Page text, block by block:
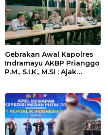
Gebrakan Awal Kapolres
Indramayu AKBP Prianggo
P.M., S.I.K., M.Si : Ajak